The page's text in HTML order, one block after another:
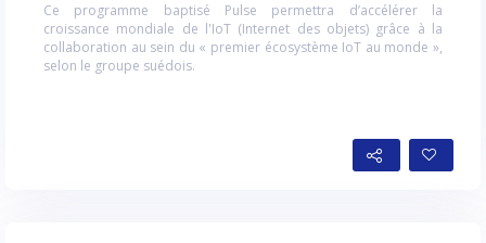
Ce programme baptisé Pulse permettra d’accélérer la
croissance mondiale de l'IoT (Internet des objets) grâce à la
collaboration au sein du « premier écosystème IoT au monde »,
selon le groupe suédois.